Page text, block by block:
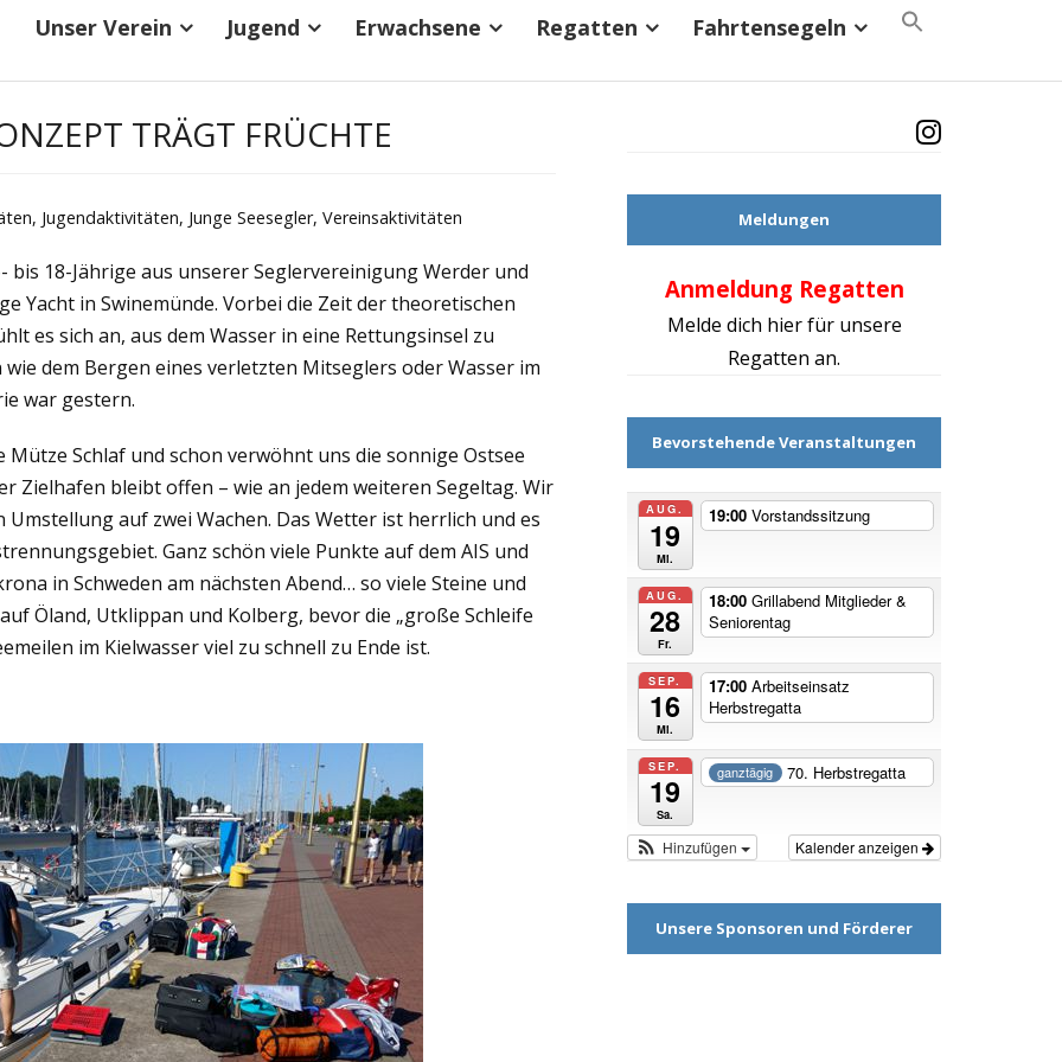
Unser Verein Jugend Erwachsene Regatten Fahrtensegeln
TRÄGT FRÜCHTE
, Jugendaktivitäten, Junge Seesegler, Vereinsaktivitäten
bis 18-Jährige aus unserer Seglervereinigung Werder und
Yacht in Swinemünde. Vorbei die Zeit der theoretischen
es sich an, aus dem Wasser in eine Rettungsinsel zu
dem Bergen eines verletzten Mitseglers oder Wasser im
war gestern.
Schlaf und schon verwöhnt uns die sonnige Ostsee
Zielhafen bleibt offen – wie an jedem weiteren Segeltag. Wir
auf zwei Wachen. Das Wetter ist herrlich und es
Ganz schön viele Punkte auf dem AIS und
in Schweden am nächsten Abend… so viele Steine und
Öland, Utklippan und Kolberg, bevor die „große Schleife
im Kielwasser viel zu schnell zu Ende ist.
Meldungen
Anmeldung Regatten
Melde dich hier für unsere
Regatten an.
Bevorstehende Veranstaltungen
AUG.
19
Mi.
19:00 Vorstandssitzung
AUG.
28
Fr.
18:00 Grillabend Mitglieder &
Seniorentag
SEP.
16
Mi.
17:00 Arbeitseinsatz
Herbstregatta
SEP.
19
Sa.
ganztägig 70. Herbstregatta
Kalender anzeigen
Hinzufügen
Unsere Sponsoren und Förderer